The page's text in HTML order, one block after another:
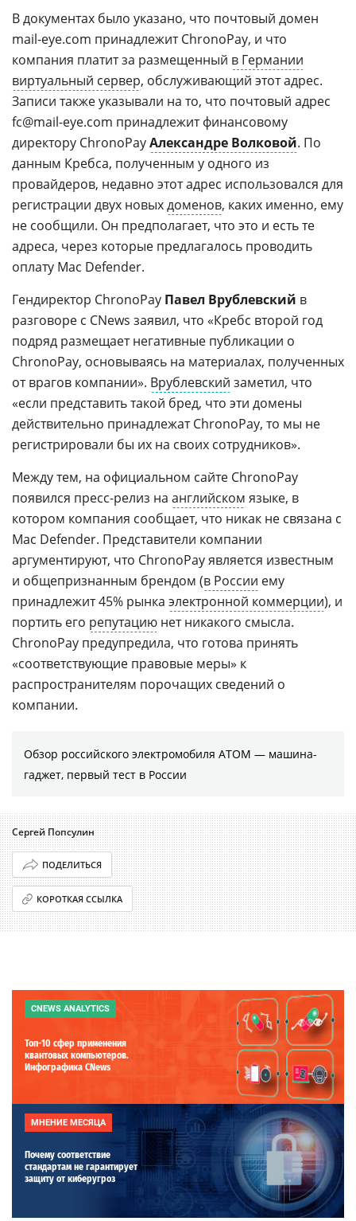
В документах было указано, что почтовый домен
mail-eye.com принадлежит ChronoPay, и что
компания платит за размещенный в Германии
виртуальный сервер, обслуживающий этот адрес.
Записи также указывали на то, что почтовый адрес
fc@mail-eye.com принадлежит финансовому
директору ChronoPayАлександре Волковой. По
данным Кребса, полученным у одного из
провайдеров, недавно этот адрес использовался для
регистрации двух новыхдоменов, каких именно, ему
не сообщили. Он предполагает, что это и есть те
адреса, через которые предлагалось проводить
оплату Mac Defender.
Гендиректор ChronoPay Павел Врублевский в
разговоре с CNews заявил, что «Кребс второй год
подряд размещает негативные публикации о
ChronoPay, основываясь на материалах, полученных
от врагов компании». Врублевский заметил, что
«если представить такой бред, что эти домены
действительно принадлежат ChronoPay, то мы не
регистрировали бы их на своих сотрудников».
Между тем, на официальном сайте ChronoPay
появился пресс-релиз на английском языке, в
котором компания сообщает, что никак не связана с
Mac Defender. Представители компании
аргументируют, что ChronoPay является известным
и общепризнанным брендом (в России ему
принадлежит 45% рынка электронной коммерции), и
портить его репутацию нет никакого смысла.
ChronoPay предупредила, что готова принять
«соответствующие правовые меры» к
распространителям порочащих сведений о
компании.
Обзор российского электромобиля АТОМ — машина-
гаджет, первый тест в России
Сергей Попсулин
ПОДЕЛИТЬСЯ
КОРОТКАЯ ССЫЛКА
CNEWS ANALYTICS
Топ-10 сфер применения
квантовых компьютеров.
Инфографика CNews
МНЕНИЕ МЕСЯЦА
Почему соответствие
стандартам не гарантирует
защиту от киберугроз